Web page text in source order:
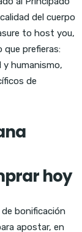
del cuerpo
to host you,
que prefieras:
humanismo,
de
hoy
bonificación
apostar, en